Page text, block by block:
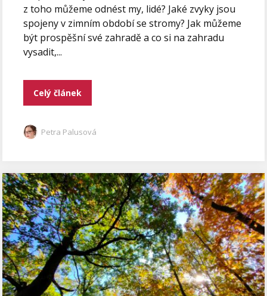
z toho můžeme odnést my, lidé? Jaké zvyky jsou
spojeny v zimním období se stromy? Jak můžeme
být prospěšní své zahradě a co si na zahradu
vysadit,...
Celý článek
Petra Palusová